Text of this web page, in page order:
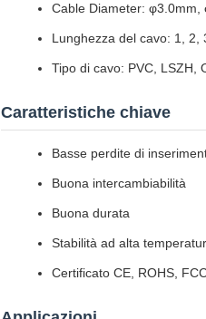
Cable Diameter: φ3.0mm,
Lunghezza del cavo: 1, 2,
Tipo di cavo: PVC, LSZH,
Caratteristiche chiave
Basse perdite di
Buona intercambiabilità
Buona durata
Stabilità ad alta
Certificato CE, ROHS,